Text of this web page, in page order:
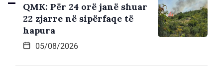
QMK: Për 24 orë janë shuar
22 zjarre në sipërfaqe të
hapura
05/08/2026